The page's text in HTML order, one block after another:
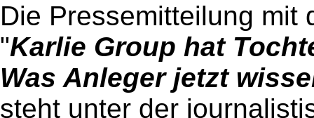
Die Pressemitteilung mit
"Karlie Group hat
Was Anleger jetzt
steht unter der